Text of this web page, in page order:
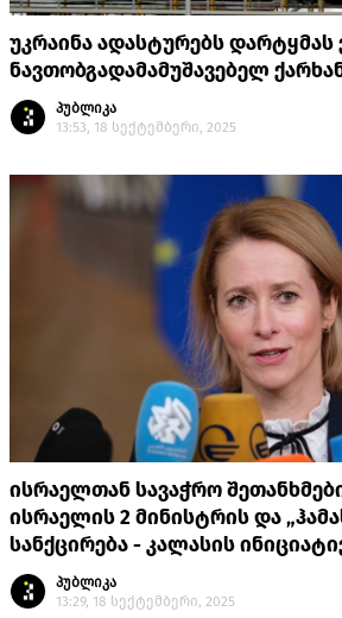
უკრაინა ადასტურებს
ნავთობგადამამუშავებელ
პუბლიკა
13:53, 18 სექტემბერი, 2025
ისრაელთან სავაჭრო
ისრაელის 2 მინისტრის და
სანქცირება - კალასის
პუბლიკა
13:29, 18 სექტემბერი, 2025